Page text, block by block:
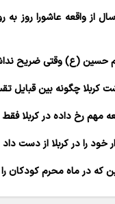
چرا پس از نزدیک ۱۴۰۰ سال از واقعه
حسین (ع) وقتی ضریح
خود را در کربلا از دست داد
که در ماه محرم کودکان